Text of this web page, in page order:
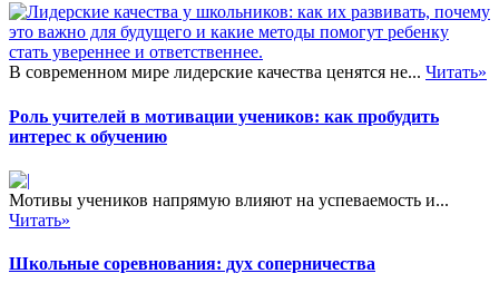
В современном мире лидерские качества ценятся не... Читать»
Роль учителей в мотивации учеников: как пробудить
интерес к обучению
Мотивы учеников напрямую влияют на успеваемость и...
Читать»
Школьные соревнования: дух соперничества